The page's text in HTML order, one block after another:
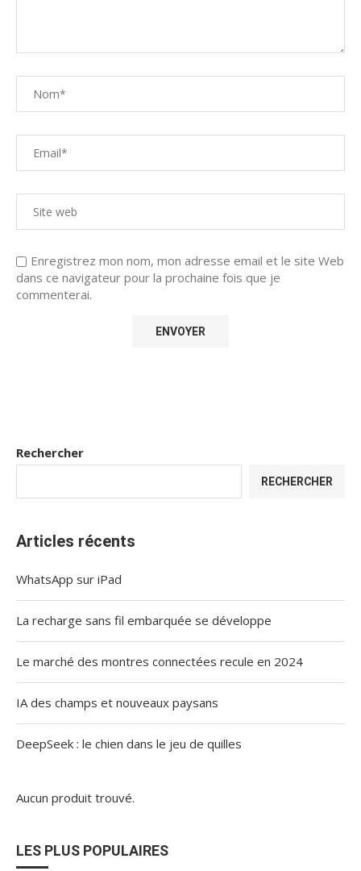
Enregistrez mon nom, mon adresse email et le site Web
dans ce navigateur pour la prochaine fois que je
commenterai.
Rechercher
RECHERCHER
Articles récents
WhatsApp sur iPad
La recharge sans fil embarquée se développe
Le marché des montres connectées recule en 2024
IA des champs et nouveaux paysans
DeepSeek : le chien dans le jeu de quilles
Aucun produit trouvé.
LES PLUS POPULAIRES